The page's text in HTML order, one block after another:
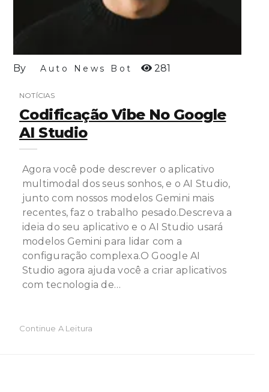
By Auto News Bot 281
NOTÍCIAS
Codificação Vibe No Google
AI Studio
Agora você pode descrever o aplicativo
multimodal dos seus sonhos, e o AI Studio,
junto com nossos modelos Gemini mais
recentes, faz o trabalho pesado.Descreva a
ideia do seu aplicativo e o AI Studio usará
modelos Gemini para lidar com a
configuração complexa.O Google AI
Studio agora ajuda você a criar aplicativos
com tecnologia de…
Continue A Leitura